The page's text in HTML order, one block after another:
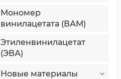
Мономер
винилацетата (ВАМ)
Этиленвинилацетат
(ЭВА)
Новые материалы